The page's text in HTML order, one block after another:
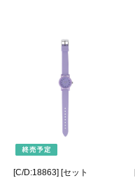
[C/D:18863] [セット